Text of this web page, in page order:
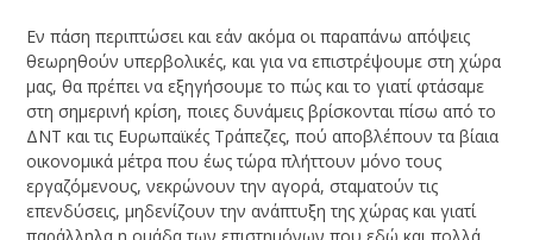
Εν πάση περιπτώσει και εάν ακόμα οι παραπάνω απόψεις
θεωρηθούν υπερβολικές, και για να επιστρέψουμε στη χώρα
μας, θα πρέπει να εξηγήσουμε το πώς και το γιατί φτάσαμε
στη σημερινή κρίση, ποιες δυνάμεις βρίσκονται πίσω από το
ΔΝΤ και τις Ευρωπαϊκές Τράπεζες, πού αποβλέπουν τα βίαια
οικονομικά μέτρα που έως τώρα πλήττουν μόνο τους
εργαζόμενους, νεκρώνουν την αγορά, σταματούν τις
επενδύσεις, μηδενίζουν την ανάπτυξη της χώρας και γιατί
παράλληλα η ομάδα των επιστημόνων που εδώ και πολλά